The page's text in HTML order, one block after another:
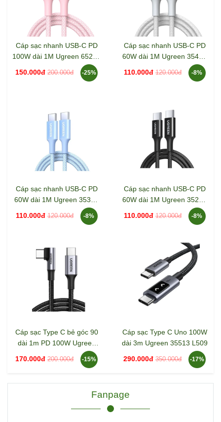
Cáp sạc nhanh USB-C PD
100W dài 1M Ugreen 65251
150.000đ 200.000đ -25%
Cáp sạc nhanh USB-C PD
60W dài 1M Ugreen 35465
110.000đ 120.000đ -8%
Cáp sạc nhanh USB-C PD
60W dài 1M Ugreen 35334
110.000đ 120.000đ -8%
Cáp sạc nhanh USB-C PD
60W dài 1M Ugreen 35254
110.000đ 120.000đ -8%
Cáp sạc Type C bẻ góc 90
dài 1m PD 100W Ugreen
170.000đ 200.000đ -15%
Cáp sạc Type C Uno 100W
dài 3m Ugreen 35513 L509
290.000đ 350.000đ -17%
Fanpage